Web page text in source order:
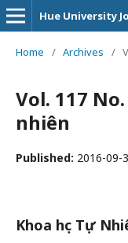
Hue University
Home / Archives /
Vol. 117
nhiên
Published: 2016-09-
Khoa học Tự